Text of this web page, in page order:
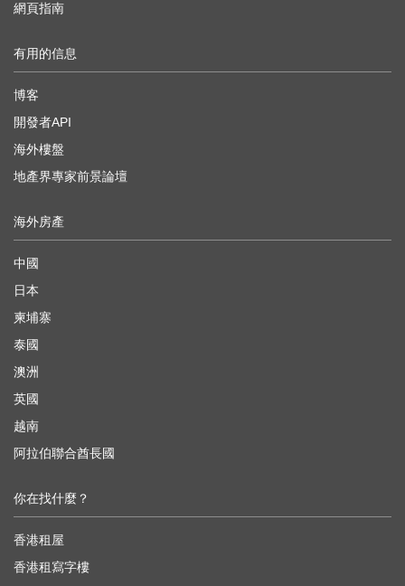
網頁指南
有用的信息
博客
開發者API
海外樓盤
地產界專家前景論壇
海外房產
中國
日本
柬埔寨
泰國
澳洲
英國
越南
阿拉伯聯合酋長國
你在找什麼？
香港租屋
香港租寫字樓